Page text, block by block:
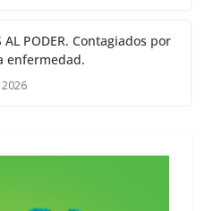
AL PODER. Contagiados por
enfermedad.